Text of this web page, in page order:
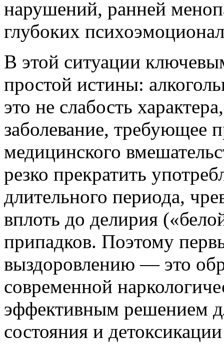
нарушений, ранней
глубоких
В этой ситуации
простой истины:
это не слабость
заболевание, требующее
медицинского
резко прекратить
длительного периода,
вплоть до делирия
припадков. Поэтому
выздоровлению — это
современной
эффективным решением
состояния и